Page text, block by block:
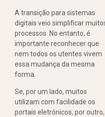
A transição para sistemas
digitais veio simplificar
processos. No entanto, é
importante reconhecer que
nem todos os utentes vivem
essa mudança da mesma
forma.
Se, por um lado, muitos
utilizam com facilidade os
portais eletrónicos, por outro,